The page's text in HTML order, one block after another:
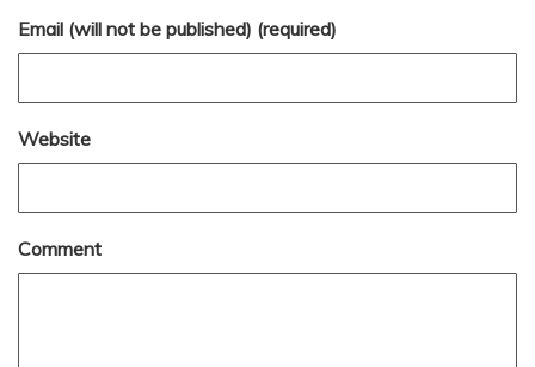
Email (will not be published) (required)
Website
Comment